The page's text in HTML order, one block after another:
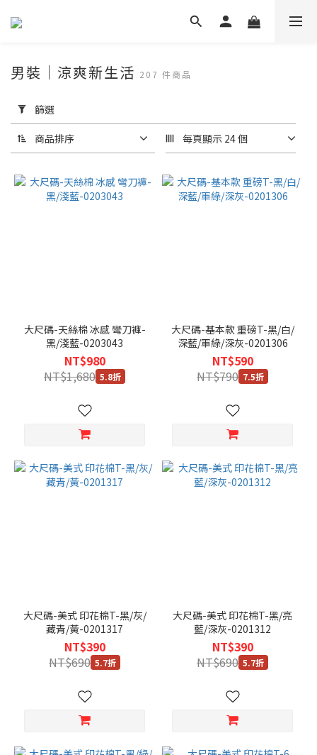
用
篩
選
(0/20)
價格
(NT$)
別
男生
3L
(34)
(11)
男裝｜涼爽新生活 207 件商品
篩選
商品排序 每頁顯示 24 個
大尺碼-天絲棉 冰感 彎刀褲-
黑/淺藍-0203043
NT$980
NT$1,680 5.8折
大尺碼-基本款 重磅T-黑/白/
深藍/軍綠/深灰-0201306
NT$590
NT$790 7.5折
大尺碼-美式 印花棉T-黑/灰/
藏青/黃-0201317
NT$390
NT$690 5.7折
大尺碼-美式 印花棉T-黑/亮
藍/深灰-0201312
NT$390
NT$690 5.7折